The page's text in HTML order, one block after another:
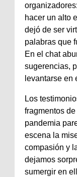
hacer un alto
dejó de ser
palabras que
En el chat
sugerencias,
levantarse en
Los
fragmentos
pandemia
escena la
compasión y
dejamos
sumergir en